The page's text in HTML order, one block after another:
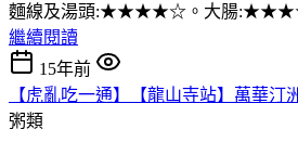
麵線及湯頭:★★★★☆。大腸
繼續閱讀
15年前
【虎亂吃一通】【龍山寺站】萬華汀
粥類